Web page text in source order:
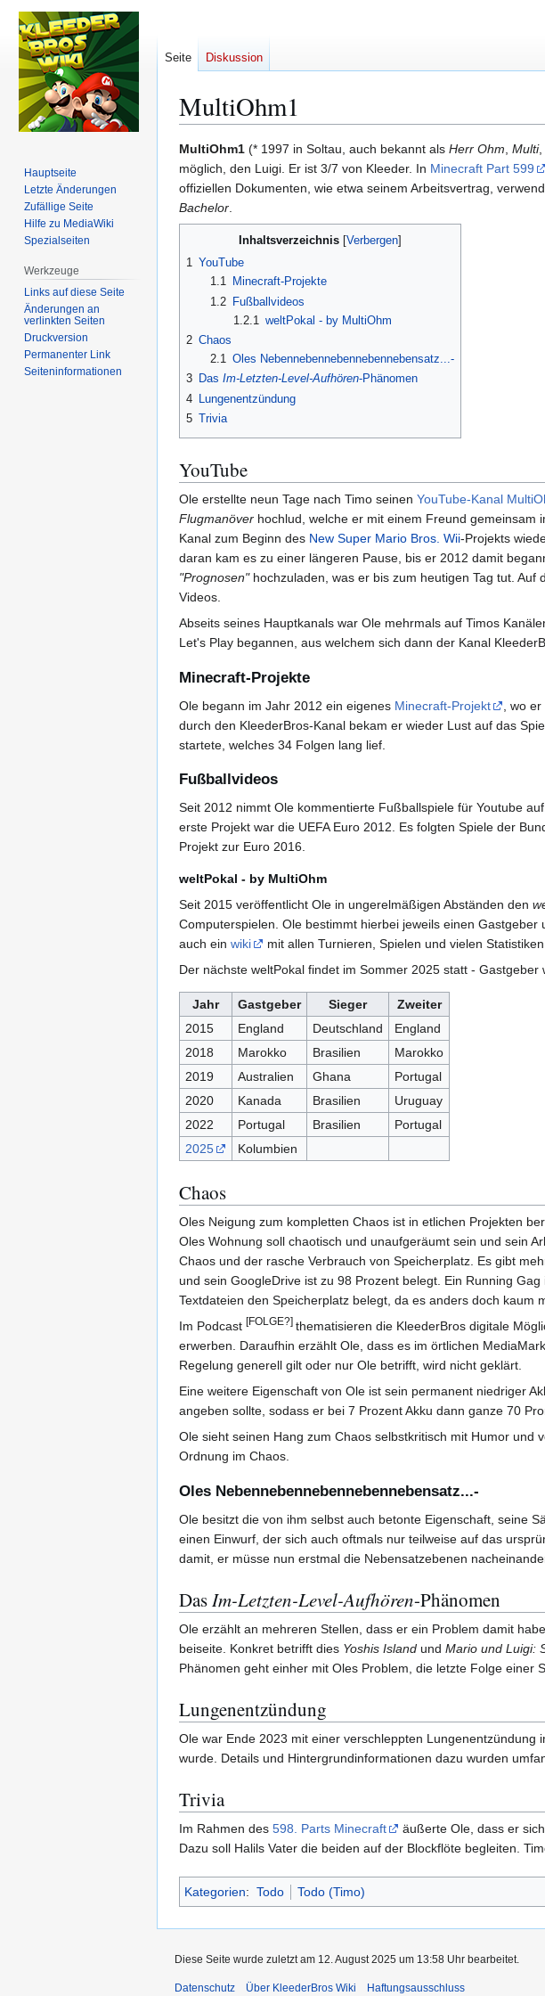
MultiOhm1
Zur
Navigation
springen
Zur
Suche
springen
MultiOhm1 (* 1997 in Soltau, auch bekannt als Herr Ohm, Multi,
möglich, den Luigi. Er ist 3/7 von Kleeder. In Minecraft Part 599
offiziellen Dokumenten, wie etwa seinem Arbeitsvertrag,
Bachelor.
Inhaltsverzeichnis
1 YouTube
1.1
Minecraft-Projekte
1.2
Fußballvideos
1.2.1
weltPokal - by MultiOhm
2 Chaos
2.1 Oles Nebennebennebennebennebensatz...-
3 Das Im-Letzten-Level-Aufhören-Phänomen
4
Lungenentzündung
5 Trivia
YouTube
Ole erstellte neun Tage nach Timo seinen YouTube-Kanal
Flugmanöver hochlud, welche er mit einem Freund
Kanal zum Beginn des New Super Mario Bros. Wii-Projekts
daran kam es zu einer längeren Pause, bis er 2012 damit
"Prognosen"hochzuladen, was er bis zum heutigen Tag tut. Auf
Videos.
Abseits seines Hauptkanals war Ole mehrmals auf Timos
Let's Play begannen, aus welchem sich dann der Kanal
Minecraft-Projekte
Ole begann im Jahr 2012 ein eigenes Minecraft-Projekt
, wo
durch den KleederBros-Kanal bekam er wieder Lust auf das
startete, welches 34 Folgen lang lief.
Fußballvideos
Seit 2012 nimmt Ole kommentierte Fußballspiele für Youtube
erste Projekt war die UEFA Euro 2012. Es folgten Spiele der
Projekt zur Euro 2016.
weltPokal - by MultiOhm
Seit 2015 veröffentlicht Ole in ungerelmäßigen Abständen den
Computerspielen. Ole bestimmt hierbei jeweils einen
auch ein wiki
mit allen Turnieren, Spielen und vielen
Der nächste weltPokal findet im Sommer 2025 statt -
Jahr Gastgeber Sieger
Zweiter
2015
England Deutschland
England
2018
Marokko Brasilien
Marokko
2019
Australien Ghana
Portugal
2020
Kanada Brasilien
Uruguay
2022
Portugal Brasilien
Portugal
2025
Kolumbien
Chaos
Oles Neigung zum kompletten Chaos ist in etlichen Projekten
Oles Wohnung soll chaotisch und unaufgeräumt sein und sein
Chaos und der rasche Verbrauch von Speicherplatz. Es gibt
und sein GoogleDrive ist zu 98 Prozent belegt. Ein Running
Textdateien den Speicherplatz belegt, da es anders doch kaum
Im Podcast [FOLGE?] thematisieren die KleederBros digitale
erwerben. Daraufhin erzählt Ole, dass es im örtlichen
Regelung generell gilt oder nur Ole betrifft, wird nicht geklärt.
Eine weitere Eigenschaft von Ole ist sein permanent niedriger
angeben sollte, sodass er bei 7 Prozent Akku dann ganze 70
Ole sieht seinen Hang zum Chaos selbstkritisch mit Humor und
Ordnung im Chaos.
Oles Nebennebennebennebennebensatz...-
Ole besitzt die von ihm selbst auch betonte Eigenschaft, seine
einen Einwurf, der sich auch oftmals nur teilweise auf das
damit, er müsse nun erstmal die Nebensatzebenen
DasIm-Letzten-Level-Aufhören-Phänomen
Ole erzählt an mehreren Stellen, dass er ein Problem damit
beiseite. Konkret betrifft dies Yoshis Island und Mario und Luigi:
Phänomen geht einher mit Oles Problem, die letzte Folge einer
Lungenentzündung
Ole war Ende 2023 mit einer verschleppten
wurde. Details und Hintergrundinformationen dazu wurden
Trivia
Im Rahmen des 598. Parts Minecraft
äußerte Ole, dass er
Dazu soll Halils Vater die beiden auf der Blockflöte begleiten.
Kategorien: Todo Todo (Timo)
Seite Diskussion
Hauptseite
Letzte Änderungen
Zufällige Seite
Hilfe zu MediaWiki
Spezialseiten
Werkzeuge
Links auf diese Seite
Änderungen an
verlinkten Seiten
Druckversion
Permanenter Link
Seiten­­informationen
Diese Seite wurde zuletzt am 12. August 2025 um 13:58 Uhr bearbeitet.
Datenschutz Über KleederBros Wiki Haftungsausschluss